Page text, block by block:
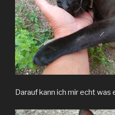
Darauf kann ich mir echt was